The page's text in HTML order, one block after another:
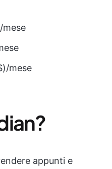
mese
appunti e